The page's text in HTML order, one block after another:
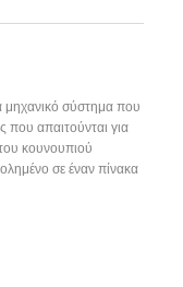
μηχανικό σύστημα που
που απαιτούνται για
κουνουπιού
σε έναν πίνακα